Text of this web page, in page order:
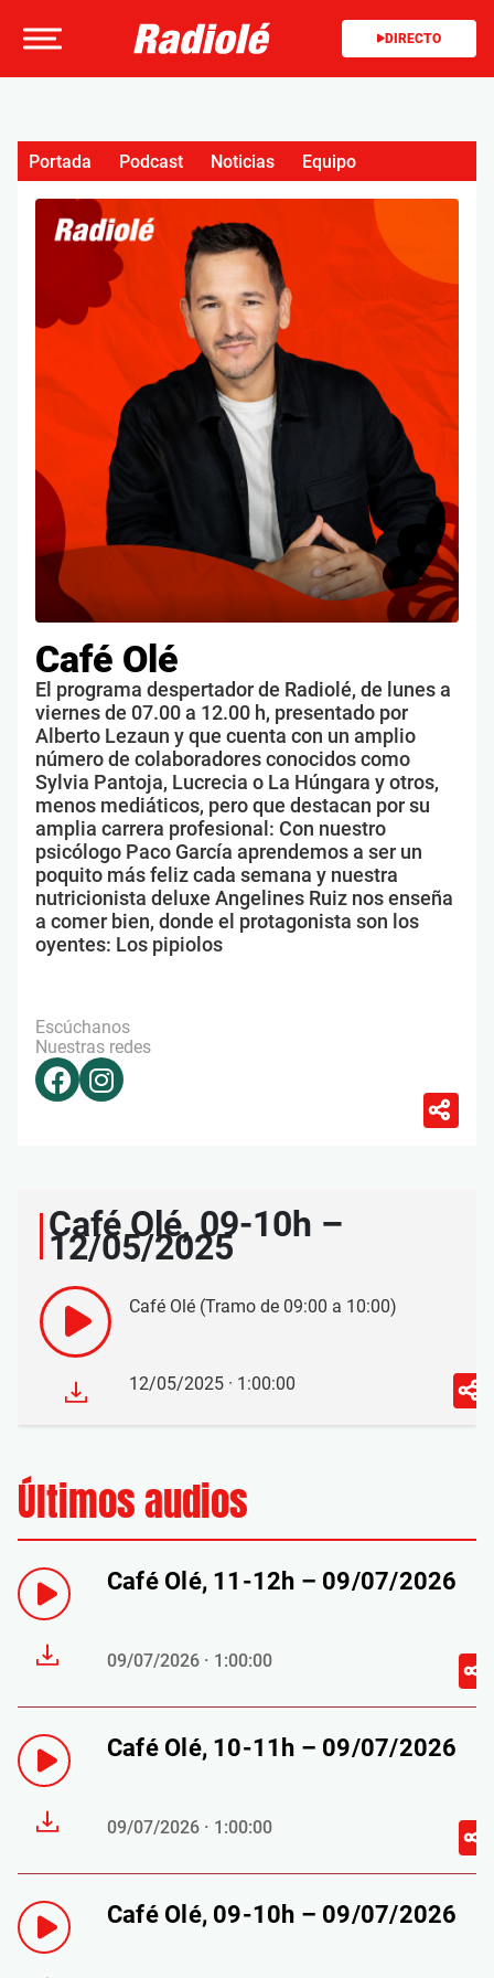
DIRECTO
Café Olé
El programa despertador de Radiolé, de lunes a
viernes de 07.00 a 12.00 h, presentado por
Alberto Lezaun y que cuenta con un amplio
número de colaboradores conocidos como
Sylvia Pantoja, Lucrecia o La Húngara y otros,
menos mediáticos, pero que destacan por su
amplia carrera profesional: Con nuestro
psicólogo Paco García aprendemos a ser un
poquito más feliz cada semana y nuestra
nutricionista deluxe Angelines Ruiz nos enseña
a comer bien, donde el protagonista son los
oyentes: Los pipiolos
Escúchanos
Nuestras redes
Portada Podcast Noticias Equipo
Café Olé, 09-10h –
12/05/2025
Café Olé (Tramo de 09:00 a 10:00)
12/05/2025 · 1:00:00
Últimos audios
Café Olé, 11-12h – 09/07/2026
09/07/2026 · 1:00:00
Café Olé, 10-11h – 09/07/2026
09/07/2026 · 1:00:00
Café Olé, 09-10h – 09/07/2026